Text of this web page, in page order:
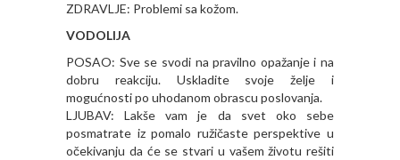
ZDRAVLJE: Problemi sa kožom.
VODOLIJA
POSAO: Sve se svodi na pravilno opažanje i na
dobru reakciju. Uskladite svoje želje i
mogućnosti po uhodanom obrascu poslovanja.
LJUBAV: Lakše vam je da svet oko sebe
posmatrate iz pomalo ružičaste perspektive u
očekivanju da će se stvari u vašem životu rešiti